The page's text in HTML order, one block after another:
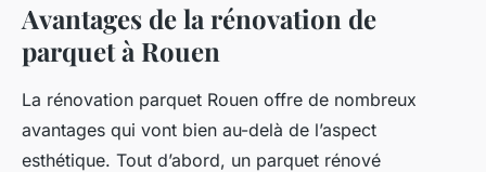
Avantages de la rénovation de
parquet à Rouen
La rénovation parquet Rouen offre de nombreux
avantages qui vont bien au-delà de l’aspect
esthétique. Tout d’abord, un parquet rénové